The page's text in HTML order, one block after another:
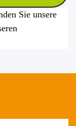
Sie unsere